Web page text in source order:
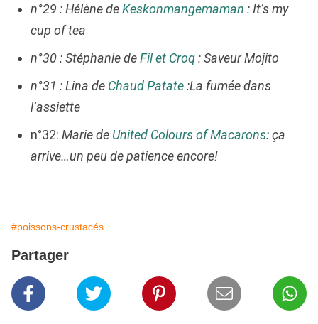
n°29 : Hélène deKeskonmangemaman : It’s my
cup of tea
n°30 : Stéphanie deFil et Croq: Saveur Mojito
n°31 : Lina de Chaud Patate:La fumée dans
l’assiette
n°32: Marie de United Colours of Macarons: ça
arrive…un peu de patience encore!
#poissons-crustacés
Partager